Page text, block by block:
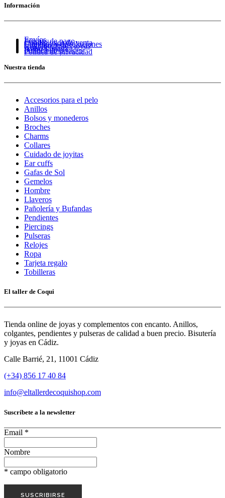
Información
Envíos
Formas de pago
Condiciones de venta
Cambios y devoluciones
Cuidado de tus joyas
Guía de tallas
Aviso Legal
Política de cookies
Política de privacidad
Nuestra tienda
Accesorios para el pelo
Anillos
Bolsos y monederos
Broches
Charms
Collares
Cuidado de joyitas
Ear cuffs
Gafas de Sol
Gemelos
Hombre
Llaveros
Pañolería y Bufandas
Pendientes
Piercings
Pulseras
Relojes
Ropa
Tarjeta regalo
Tobilleras
El taller de Coqui
Tienda online de joyas y complementos con encanto. Anillos,
colgantes, pendientes y pulseras de calidad a buen precio. Bisutería
y joyas en Cádiz.
Calle Barrié, 21, 11001 Cádiz
(+34) 856 17 40 84
info@eltallerdecoquishop.com
Suscríbete a la newsletter
Email *
Nombre
* campo obligatorio